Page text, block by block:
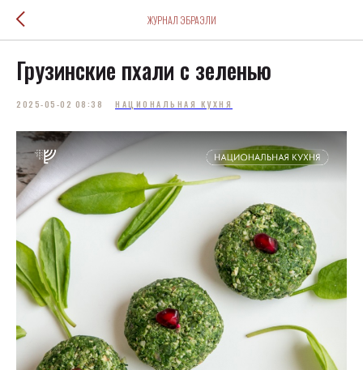
ЖУРНАЛ ЭБРАЭЛИ
Грузинские пхали с зеленью
2025-05-02 08:38 НАЦИОНАЛЬНАЯ КУХНЯ